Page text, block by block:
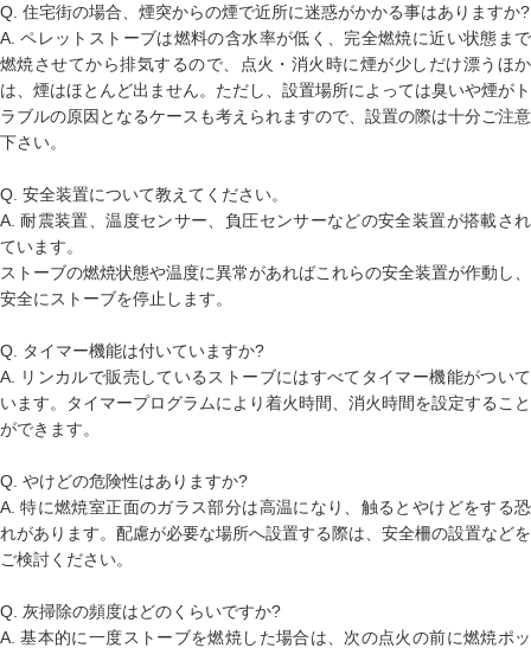
Q. 住宅街の場合、煙突からの煙で近所に迷惑がかかる事はありますか?
A. ペレットストーブは燃料の含水率が低く、完全燃焼に近い状態まで
燃焼させてから排気するので、点火・消火時に煙が少しだけ漂うほか
は、煙はほとんど出ません。ただし、設置場所によっては臭いや煙がト
ラブルの原因となるケースも考えられますので、設置の際は十分ご注意
下さい。
Q. 安全装置について教えてください。
A. 耐震装置、温度センサー、負圧センサーなどの安全装置が搭載され
ています。
ストーブの燃焼状態や温度に異常があればこれらの安全装置が作動し、
安全にストーブを停止します。
Q. タイマー機能は付いていますか?
A. リンカルで販売しているストーブにはすべてタイマー機能がついて
います。タイマープログラムにより着火時間、消火時間を設定すること
ができます。
Q. やけどの危険性はありますか?
A. 特に燃焼室正面のガラス部分は高温になり、触るとやけどをする恐
れがあります。配慮が必要な場所へ設置する際は、安全柵の設置などを
ご検討ください。
Q. 灰掃除の頻度はどのくらいですか?
A. 基本的に一度ストーブを燃焼した場合は、次の点火の前に燃焼ポッ